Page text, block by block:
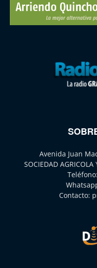
Avenida Juan
SOCIEDAD
Teléfono:
Contacto: